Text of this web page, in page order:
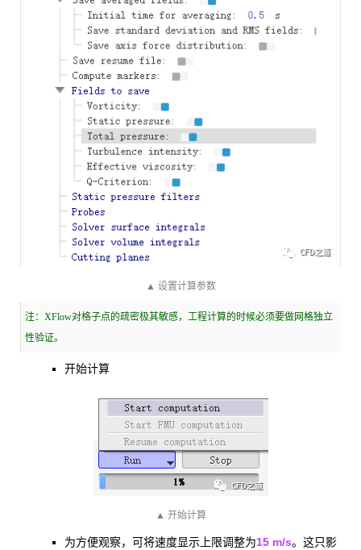
▲ 设置计算参数
注：XFlow对格子点的疏密极其敏感，工程计算的时候必须要做网格独立
性验证。
开始计算
▲ 开始计算
为方便观察，可将速度显示上限调整为15 m/s。这只影